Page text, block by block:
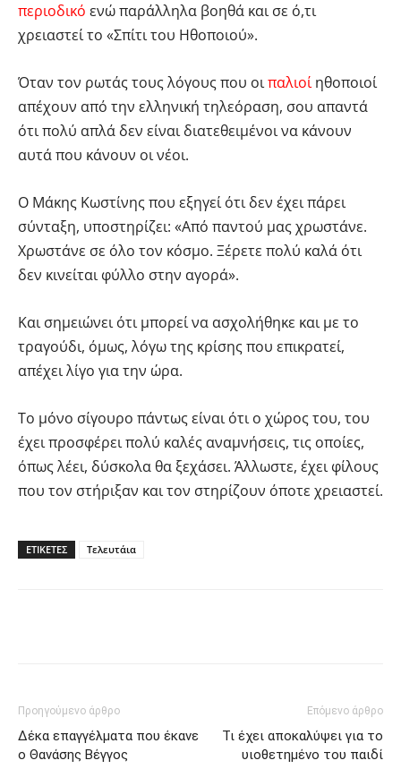
περιοδικό ενώ παράλληλα βοηθά και σε ό,τι
χρειαστεί το «Σπίτι του Ηθοποιού».
Όταν τον ρωτάς τους λόγους που οιπαλιοίηθοποιοί
απέχουν από την ελληνική τηλεόραση, σου απαντά
ότι πολύ απλά δεν είναι διατεθειμένοι να κάνουν
αυτά που κάνουν οι νέοι.
Ο Μάκης Κωστίνης που εξηγεί ότι δεν έχει πάρει
σύνταξη, υποστηρίζει: «Από παντού μας χρωστάνε.
Χρωστάνε σε όλο τον κόσμο. Ξέρετε πολύ καλά ότι
δεν κινείται φύλλο στην αγορά».
Και σημειώνει ότι μπορεί να ασχολήθηκε και με το
τραγούδι, όμως, λόγω της κρίσης που επικρατεί,
απέχει λίγο για την ώρα.
Το μόνο σίγουρο πάντως είναι ότι ο χώρος του, του
έχει προσφέρει πολύ καλές αναμνήσεις, τις οποίες,
όπως λέει, δύσκολα θα ξεχάσει. Άλλωστε, έχει φίλους
που τον στήριξαν και τον στηρίζουν όποτε χρειαστεί.
ΕΤΙΚΕΤΕΣ Τελευτάια
Προηγούμενο άρθρο
Δέκα επαγγέλματα που έκανε
ο Θανάσης Βέγγος
Επόμενο άρθρο
Τι έχει αποκαλύψει για το
υιοθετημένο του παιδί